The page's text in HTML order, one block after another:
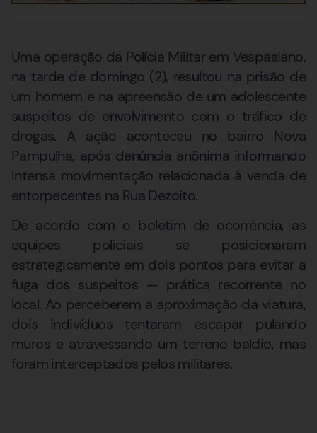
Uma operação da Polícia Militar em Vespasiano,
na tarde de domingo (2), resultou na prisão de
um homem e na apreensão de um adolescente
suspeitos de envolvimento com o tráfico de
drogas. A ação aconteceu no bairro Nova
Pampulha, após denúncia anônima informando
intensa movimentação relacionada à venda de
entorpecentes na Rua Dezoito.
De acordo com o boletim de ocorrência, as
equipes policiais se posicionaram
estrategicamente em dois pontos para evitar a
fuga dos suspeitos — prática recorrente no
local. Ao perceberem a aproximação da viatura,
dois indivíduos tentaram escapar pulando
muros e atravessando um terreno baldio, mas
foram interceptados pelos militares.